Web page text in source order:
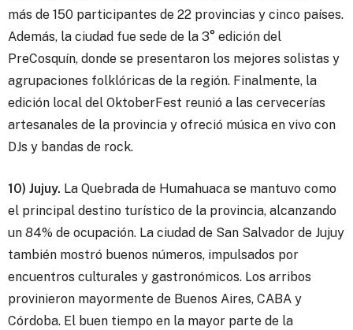
más de 150 participantes de 22 provincias y cinco países.
Además, la ciudad fue sede de la 3° edición del
PreCosquín, donde se presentaron los mejores solistas y
agrupaciones folklóricas de la región. Finalmente, la
edición local del OktoberFest reunió a las cervecerías
artesanales de la provincia y ofreció música en vivo con
DJs y bandas de rock.
10) Jujuy. La Quebrada de Humahuaca se mantuvo como
el principal destino turístico de la provincia, alcanzando
un 84% de ocupación. La ciudad de San Salvador de Jujuy
también mostró buenos números, impulsados por
encuentros culturales y gastronómicos. Los arribos
provinieron mayormente de Buenos Aires, CABA y
Córdoba. El buen tiempo en la mayor parte de la